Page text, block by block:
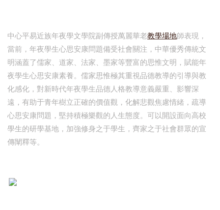
中心平易近族年夜學文學院副傳授萬麗華老教學場地師表現，
當前，年夜學生心思安康問題備受社會關注，中華優秀傳統文
明涵蓋了儒家、道家、法家、墨家等豐富的思惟文明，賦能年
夜學生心思安康素養。儒家思惟極其重視品德教導的引導與教
化感化，對新時代年夜學生品德人格教導意義嚴重、影響深
遠，有助于青年樹立正確的價值觀，化解悲觀焦慮情緒，疏導
心思安康問題，堅持積極樂觀的人生態度。可以開設面向高校
學生的研學基地，加強修身之于學生，齊家之于社會群眾的宣
傳闡釋等。